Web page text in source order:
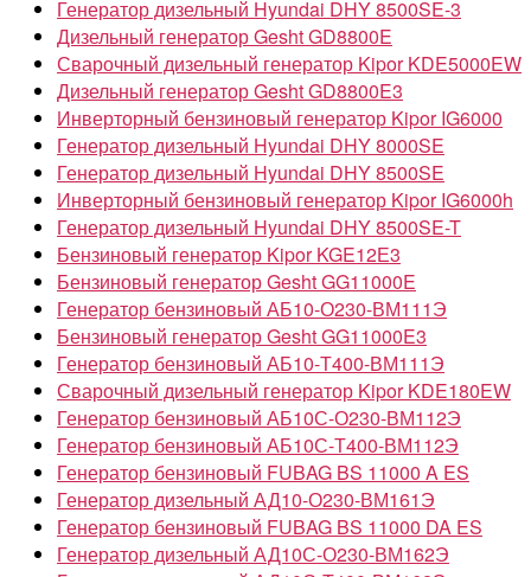
Генератор дизельный Hyundai DHY 8500SE-3
Дизельный генератор Gesht GD8800E
Сварочный дизельный генератор Kipor KDE5000EW
Дизельный генератор Gesht GD8800E3
Инверторный бензиновый генератор Kipor IG6000
Генератор дизельный Hyundai DHY 8000SE
Генератор дизельный Hyundai DHY 8500SE
Инверторный бензиновый генератор Kipor IG6000h
Генератор дизельный Hyundai DHY 8500SE-T
Бензиновый генератор Kipor KGE12Е3
Бензиновый генератор Gesht GG11000E
Генератор бензиновый АБ10-О230-ВМ111Э
Бензиновый генератор Gesht GG11000E3
Генератор бензиновый АБ10-Т400-ВМ111Э
Сварочный дизельный генератор Kipor KDE180EW
Генератор бензиновый АБ10С-О230-ВМ112Э
Генератор бензиновый АБ10С-Т400-ВМ112Э
Генератор бензиновый FUBAG BS 11000 A ES
Генератор дизельный АД10-О230-ВМ161Э
Генератор бензиновый FUBAG BS 11000 DA ES
Генератор дизельный АД10С-О230-ВМ162Э